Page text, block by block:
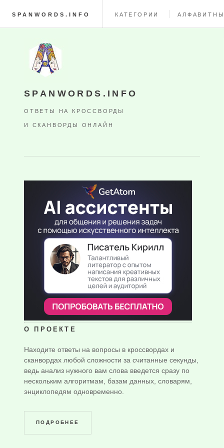
SPANWORDS.INFO КАТЕГОРИИ
SPANWORDS.INFO
ОТВЕТЫ НА КРОССВОРДЫ
И СКАНВОРДЫ ОНЛАЙН
О ПРОЕКТЕ
Находите ответы на вопросы в кроссвордах и
сканвордах любой сложности за считанные секунды,
ведь анализ нужного вам слова введется сразу по
нескольким алгоритмам, базам данных, словарям,
энциклопедям одновременно.
ПОДРОБНЕЕ